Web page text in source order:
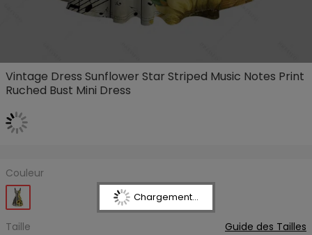
Vintage Dress Sunflower Star Striped Music Notes Print
Ruched Bust Mini Dress
Couleur
Taille
Guide des Tailles
Chargement...